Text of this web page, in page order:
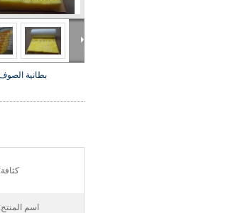
بطانية
كثافة:
اسم المنتج: